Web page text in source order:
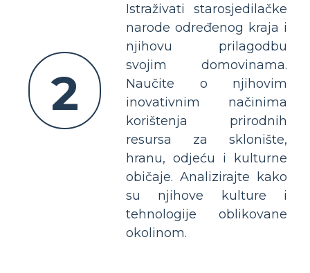
2
Istraživati ​​starosjedilačke
narode određenog kraja i
njihovu prilagodbu
svojim domovinama.
Naučite o njihovim
inovativnim načinima
korištenja prirodnih
resursa za sklonište,
hranu, odjeću i kulturne
običaje. Analizirajte kako
su njihove kulture i
tehnologije oblikovane
okolinom.